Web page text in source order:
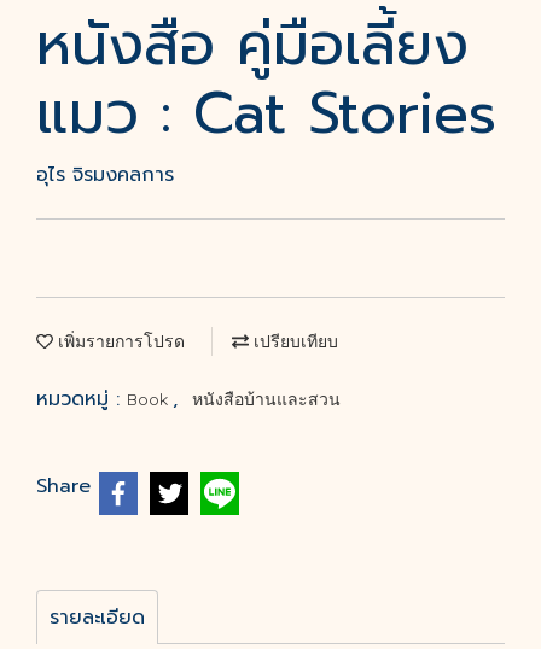
หนังสือ คู่มือเลี้ยง
แมว : Cat Stories
อุไร จิรมงคลการ
เพิ่มรายการโปรด เปรียบเทียบ
หมวดหมู่ : Book , หนังสือบ้านและสวน
Share
รายละเอียด